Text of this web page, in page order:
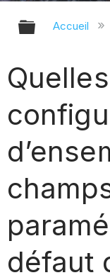
Accueil
défaut